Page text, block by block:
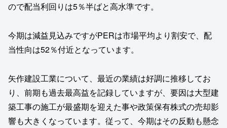
ので配当利回りは5％半ばと高水準です。
今期は減益見込みですがPERは市場平均より割安で、配
当性向は52％付近となっています。
矢作建設工業について、最近の業績は好調に推移してお
り、前期も過去最高益を記録していますが、要因は大型建
築工事の施工が最盛期を迎えた事や政策保有株式の売却影
響も大きくなっています。従って、今期はその反動も懸念